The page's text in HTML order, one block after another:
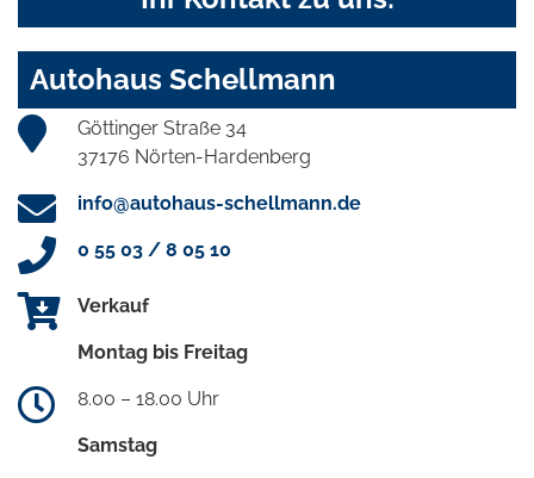
Autohaus Schellmann
Göttinger Straße 34
37176 Nörten-Hardenberg
info@autohaus-schellmann.de
0 55 03 / 8 05 10
Verkauf
Montag bis Freitag
8.00 – 18.00 Uhr
Samstag